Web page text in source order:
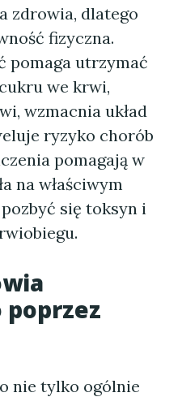
zdrowia, dlatego
fizyczna.
pomaga utrzymać
we krwi,
wzmacnia układ
ryzyko chorób
pomagają w
na właściwym
się toksyn i
poprzez
nie tylko ogólnie